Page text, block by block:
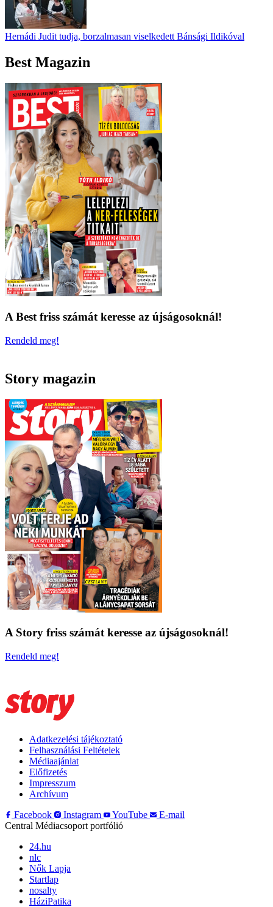
Hernádi Judit tudja, borzalmasan viselkedett Bánsági Ildikóval
Best Magazin
A Best friss számát keresse az újságosoknál!
Rendeld meg!
Story magazin
A Story friss számát keresse az újságosoknál!
Rendeld meg!
Adatkezelési tájékoztató
Felhasználási Feltételek
Médiaajánlat
Előfizetés
Impresszum
Archívum
Facebook
Instagram YouTube
E-mail
Central Médiacsoport portfólió
24.hu
nlc
Nők Lapja
Startlap
nosalty
HáziPatika